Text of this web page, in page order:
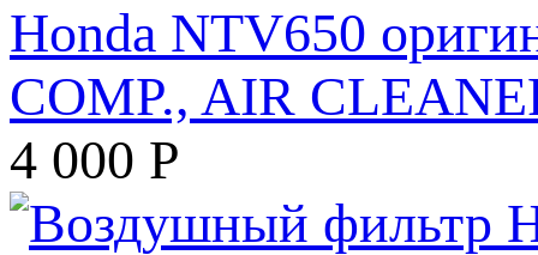
Honda NTV650
COMP., AIR
4 000 Р